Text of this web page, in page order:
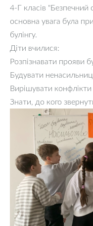
4-Г класів
основна увага була
булінгу.
Діти вчилися:
Розпізнавати прояви
Будувати
Вирішувати
Знати, до кого